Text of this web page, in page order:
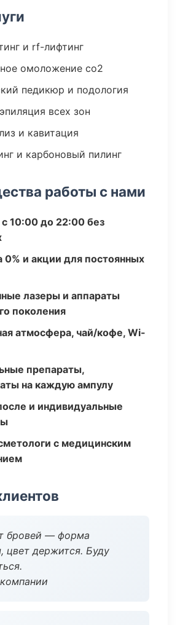
и rf-лифтинг
омоложение co2
педикюр и подология
всех зон
и кавитация
и карбоновый пилинг
работы с нами
10:00 до 22:00 без
0% и акции для постоянных
лазеры и аппараты
поколения
атмосфера, чай/кофе, Wi-
препараты,
на каждую ампулу
и индивидуальные
с медицинским
бровей — форма
цвет держится. Буду